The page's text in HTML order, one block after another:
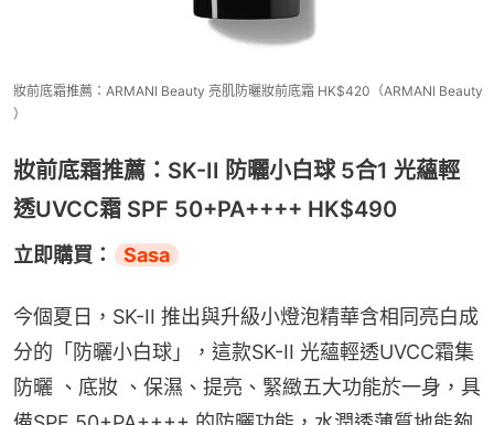
妝前底霜推薦：ARMANI Beauty 亮肌防曬妝前底霜 HK$420（ARMANI Beauty
）
妝前底霜推薦：SK-II 防曬小白球 5合1 光蘊輕
透UVCC霜 SPF 50+PA++++ HK$490
立即購買： Sasa
今個夏日，SK-II 推出與升級小燈泡精華含相同亮白成
分的「防曬小白球」，這款SK-II 光蘊輕透UVCC霜集
防曬 、底妝​ 、保濕、提亮、緊緻五大功能於一身，具